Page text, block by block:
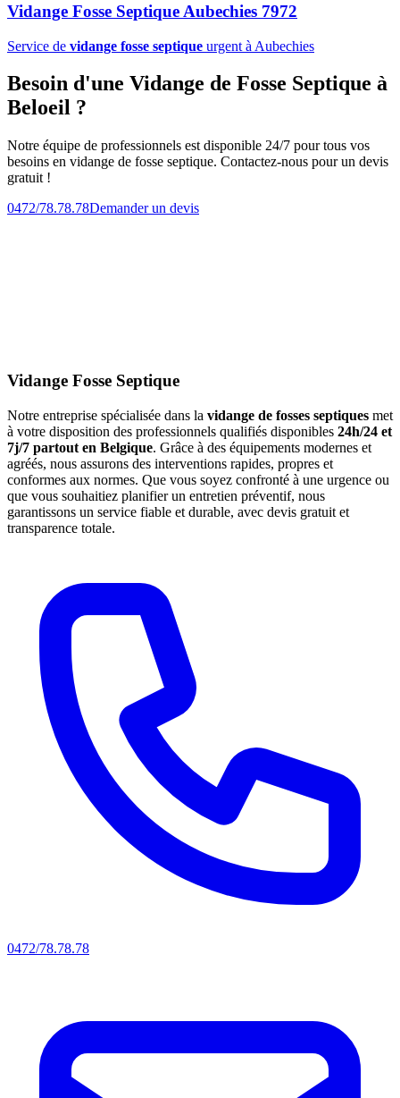
Vidange Fosse Septique Aubechies 7972
Service de vidange fosse septique urgent à Aubechies
Besoin d'une Vidange de Fosse Septique à
Beloeil ?
Notre équipe de professionnels est disponible 24/7 pour tous vos
besoins en vidange de fosse septique. Contactez-nous pour un devis
gratuit !
0472/78.78.78Demander un devis
Vidange Fosse Septique
Notre entreprise spécialisée dans la vidange de fosses septiques met
à votre disposition des professionnels qualifiés disponibles 24h/24 et
7j/7 partout en Belgique. Grâce à des équipements modernes et
agréés, nous assurons des interventions rapides, propres et
conformes aux normes. Que vous soyez confronté à une urgence ou
que vous souhaitiez planifier un entretien préventif, nous
garantissons un service fiable et durable, avec devis gratuit et
transparence totale.
0472/78.78.78